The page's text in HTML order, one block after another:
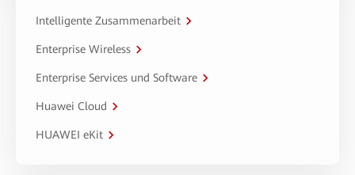
Intelligente Zusammenarbeit
Enterprise Wireless
Enterprise Services und Software
Huawei Cloud
HUAWEI eKit